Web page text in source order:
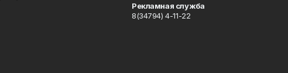
Рекламная служба
8(34794) 4-11-22